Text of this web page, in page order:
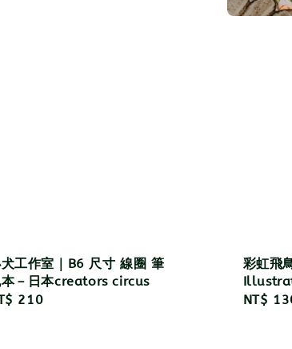
工作室｜B6 尺寸 線圈 筆
－日本creators circus
210
彩虹飛
NT$